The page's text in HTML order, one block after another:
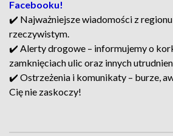
Facebooku!
✔️ Najważniejsze wiadomości z
rzeczywistym.
✔️ Alerty drogowe – informujemy o
zamknięciach ulic oraz innych
✔️ Ostrzeżenia i komunikaty – burze,
Cię nie zaskoczy!